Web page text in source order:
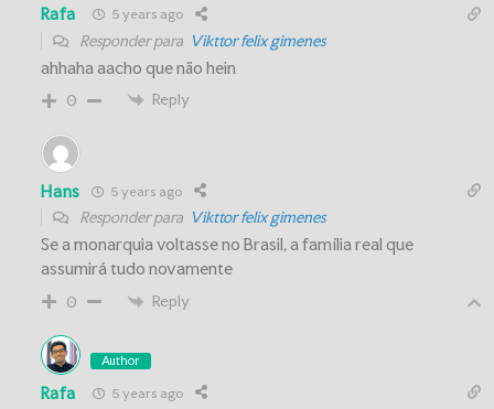
Rafa 5 years ago
Responder para Vikttor felix gimenes
ahhaha aacho que não hein
0 Reply
Hans 5 years ago
Responder para Vikttor felix gimenes
Se a monarquia voltasse no Brasil, a família real que
assumirá tudo novamente
0 Reply
Author
Rafa 5 years ago